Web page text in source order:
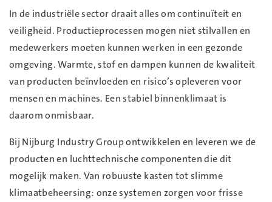
In de industriële sector draait alles om continuïteit en
veiligheid. Productieprocessen mogen niet stilvallen en
medewerkers moeten kunnen werken in een gezonde
omgeving. Warmte, stof en dampen kunnen de kwaliteit
van producten beïnvloeden en risico’s opleveren voor
mensen en machines. Een stabiel binnenklimaat is
daarom onmisbaar.
Bij Nijburg Industry Group ontwikkelen en leveren we de
producten en luchttechnische componenten die dit
mogelijk maken. Van robuuste kasten tot slimme
klimaatbeheersing: onze systemen zorgen voor frisse